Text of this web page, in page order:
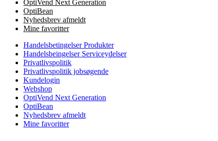
OptiVend Next Generation
OptiBean
Nyhedsbrev afmeldt
Mine favoritter
Handelsbetingelser Produkter
Handelsbeingelser Serviceydelser
Privatlivspolitik
Privatlivspolitik jobsøgende
Kundelogin
Webshop
OptiVend Next Generation
OptiBean
Nyhedsbrev afmeldt
Mine favoritter